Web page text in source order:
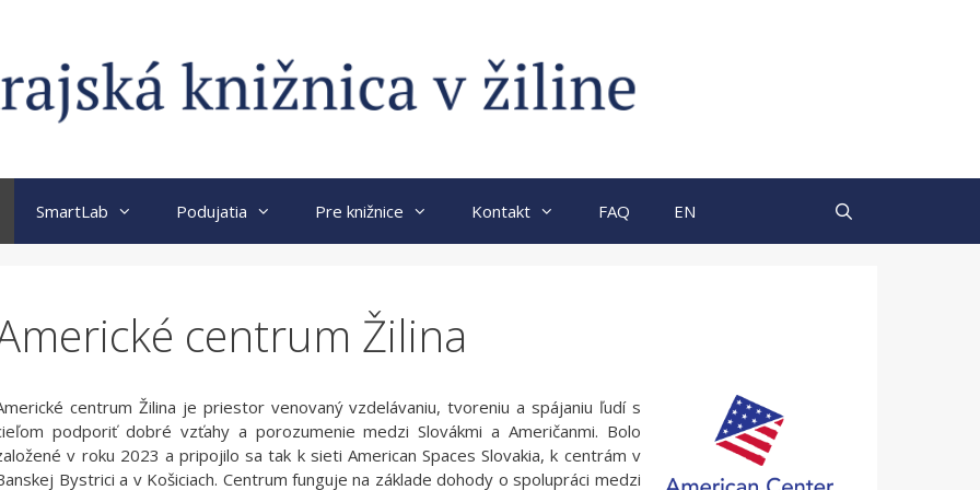
SmartLab Podujatia Pre knižnice Kontakt FAQ EN
centrum Žilina
centrum Žilina je priestor venovaný vzdelávaniu, tvoreniu a spájaniu ľudí s
podporiť dobré vzťahy a porozumenie medzi Slovákmi a Američanmi. Bolo
v roku 2023 a pripojilo sa tak k sieti American Spaces Slovakia, k centrám v
Bystrici a v Košiciach. Centrum funguje na základe dohody o spolupráci medzi